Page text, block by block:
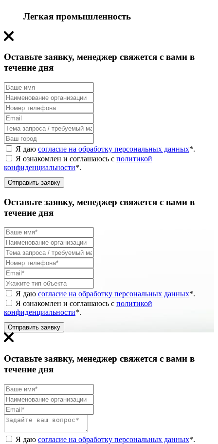
Легкая промышленность
Оставьте заявку, менеджер свяжется с вами в
течение дня
Я даю согласие на обработку персональных данных*.
Я ознакомлен и соглашаюсь с политикой
конфиденциальности*.
Отправить заявку
Оставьте заявку, менеджер свяжется с вами в
течение дня
Я даю согласие на обработку персональных данных*.
Я ознакомлен и соглашаюсь с политикой
конфиденциальности*.
Отправить заявку
Оставьте заявку, менеджер свяжется с вами в
течение дня
Я даю согласие на обработку персональных данных*.